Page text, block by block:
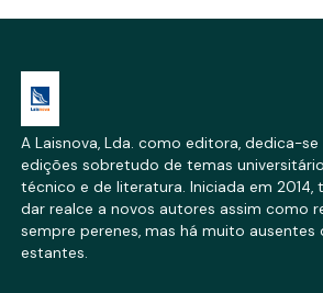
A Laisnova, Lda. como editora, dedica-
edições sobretudo de temas
técnico e de literatura. Iniciada em
dar realce a novos autores assim como
sempre perenes, mas há muito ausentes
estantes.